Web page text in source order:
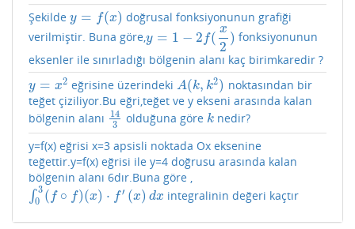
Şekilde y = f(x)
y= f(x
doğrusal fonksiyonunun grafiği
verilmiştir. Buna göre,y = 1 − 2 f( x
2
)
y= 1− 2f (x2 )
fonksiyonunun
eksenler ile sınırladığı bölgenin alanı kaç birimkaredir ?
y = x2
y= x2 eğrisine üzerindekiA(k, k2)
A(k,k2)
noktasından bir
teğet çiziliyor.Bu eğri,teğet ve y ekseni arasında kalan
bölgenin alanı
14
3
14 3olduğuna göre k
k nedir?
y=f(x) eğrisi x=3 apsisli noktada Ox eksenine
teğettir.y=f(x) eğrisi ile y=4 doğrusu arasında kalan
bölgenin alanı 6dır.Buna göre ,
∫ 3
0 ( f ∘ f)(x) ⋅ f′ (x) dx
∫03( ∘ f) x)⋅f′(x)d x integralinin değeri kaçtır